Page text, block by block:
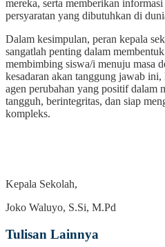
mereka, serta memberikan
persyaratan yang dibutuhkan di
Dalam kesimpulan, peran kepala
sangatlah penting dalam
membimbing siswa/i menuju masa
kesadaran akan tanggung jawab
agen perubahan yang positif dalam
tangguh, berintegritas, dan siap
kompleks.
Kepala Sekolah,
Joko Waluyo, S.Si, M.Pd
Tulisan Lainnya